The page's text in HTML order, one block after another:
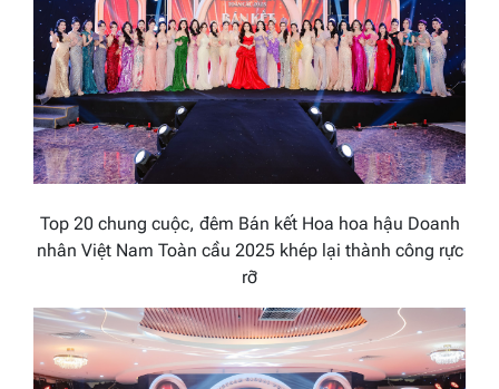
Top 20 chung cuộc, đêm Bán kết Hoa hoa hậu Doanh
nhân Việt Nam Toàn cầu 2025 khép lại thành công rực
rỡ